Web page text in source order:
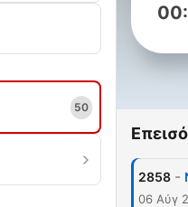
50
2858 -
06 Αύγ